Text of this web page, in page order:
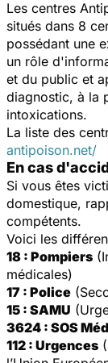
Les centres
situés dans 8
possédant une
un rôle
et du public et
diagnostic, à la
intoxications.
La liste des
antipoison.net/
En cas
Si vous êtes
domestique,
compétents.
Voici les
18 : Pompiers
médicales)
17 : Police
15 : SAMU
3624 : SOS
112 : Urgences